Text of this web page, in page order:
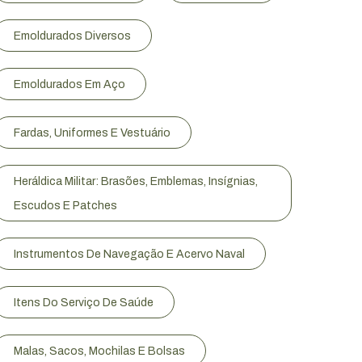
Emoldurados Diversos
Emoldurados Em Aço
Fardas, Uniformes E Vestuário
Heráldica Militar: Brasões, Emblemas, Insígnias,
Escudos E Patches
Instrumentos De Navegação E Acervo Naval
Itens Do Serviço De Saúde
Malas, Sacos, Mochilas E Bolsas